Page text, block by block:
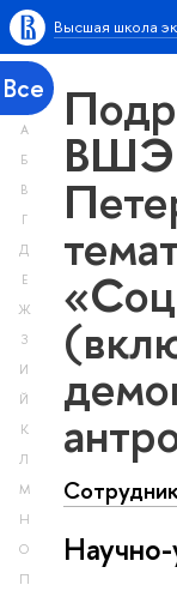
Высшая школа
Все
А
Б
В
Г
Д
Е
Ж
З
И
Й
К
Л
М
Н
О
П
ВШЭ
Научно-